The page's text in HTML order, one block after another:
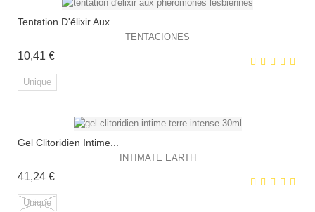
EXCLUSIVITÉ WEB !
Tentation D'élixir Aux...
TENTACIONES
10,41 €Prix
Unique
Gel Clitoridien Intime...
INTIMATE EARTH
41,24 €Prix
Unique